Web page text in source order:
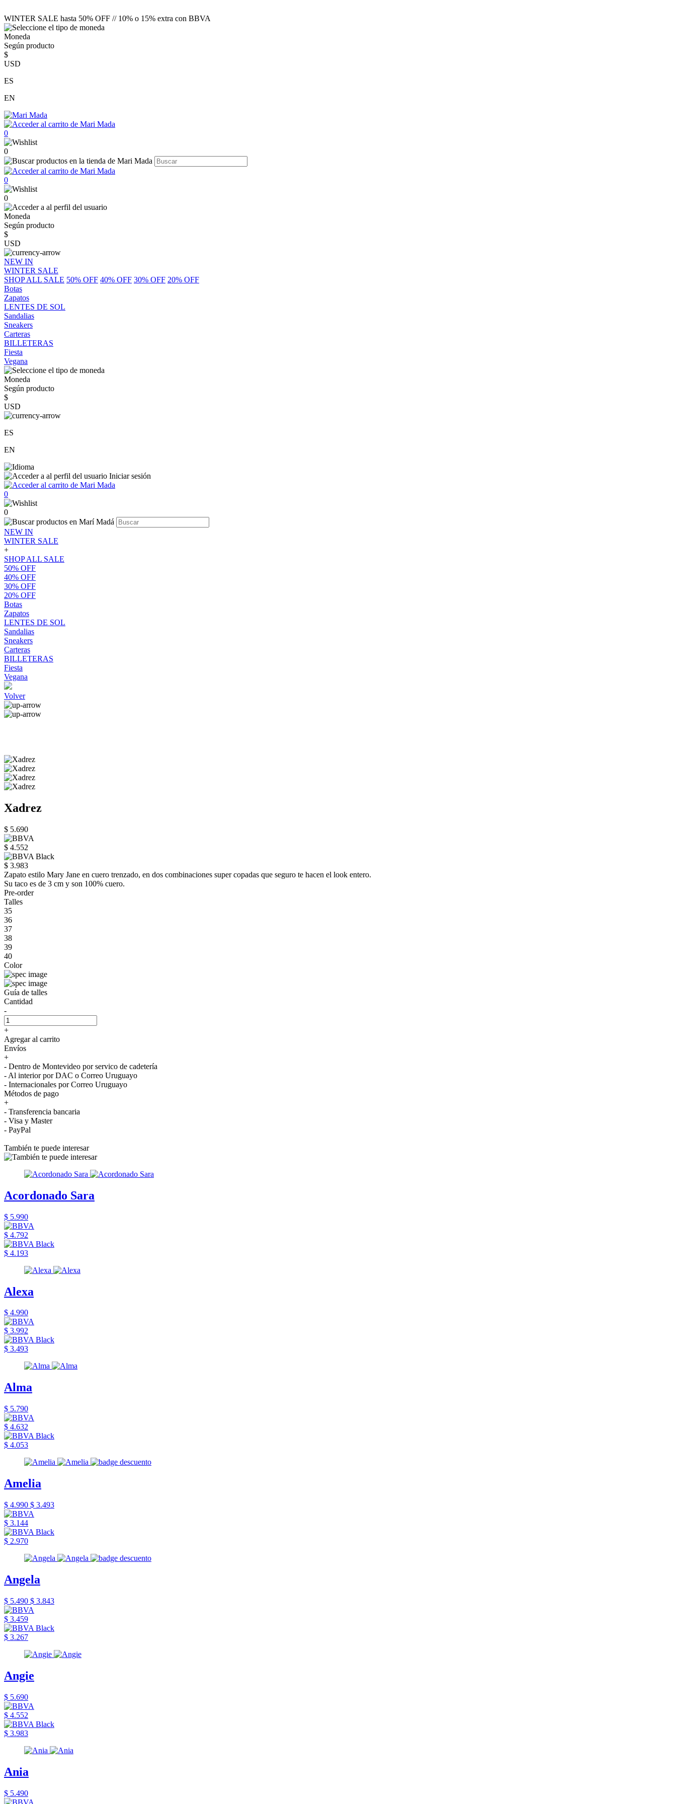
WINTER SALE hasta 50% OFF // 10% o 15% extra con BBVA
Moneda
Según producto
$
USD
ES
EN
0
0
0
0
Moneda
Según producto
$
USD
NEW IN
WINTER SALE
SHOP ALL SALE 50% OFF 40% OFF 30% OFF 20% OFF
Botas
Zapatos
LENTES DE SOL
Sandalias
Sneakers
Carteras
BILLETERAS
Fiesta
Vegana
Moneda
Según producto
$
USD
ES
EN
Iniciar sesión
0
0
NEW IN
WINTER SALE
+
SHOP ALL SALE
50% OFF
40% OFF
30% OFF
20% OFF
Botas
Zapatos
LENTES DE SOL
Sandalias
Sneakers
Carteras
BILLETERAS
Fiesta
Vegana
Volver
Xadrez
$ 5.690
$ 4.552
$ 3.983
Zapato estilo Mary Jane en cuero trenzado, en dos combinaciones super copadas que seguro te hacen el look entero.
Su taco es de 3 cm y son 100% cuero.
Pre-order
Talles
35
36
37
38
39
40
Color
Guía de talles
Cantidad
-
+
Agregar al carrito
Envíos
+
- Dentro de Montevideo por servico de cadetería
- Al interior por DAC o Correo Uruguayo
- Internacionales por Correo Uruguayo
Métodos de pago
+
- Transferencia bancaria
- Visa y Master
- PayPal
También te puede interesar
Acordonado Sara
$ 5.990
$ 4.792
$ 4.193
Alexa
$ 4.990
$ 3.992
$ 3.493
Alma
$ 5.790
$ 4.632
$ 4.053
Amelia
$ 4.990 $ 3.493
$ 3.144
$ 2.970
Angela
$ 5.490 $ 3.843
$ 3.459
$ 3.267
Angie
$ 5.690
$ 4.552
$ 3.983
Ania
$ 5.490